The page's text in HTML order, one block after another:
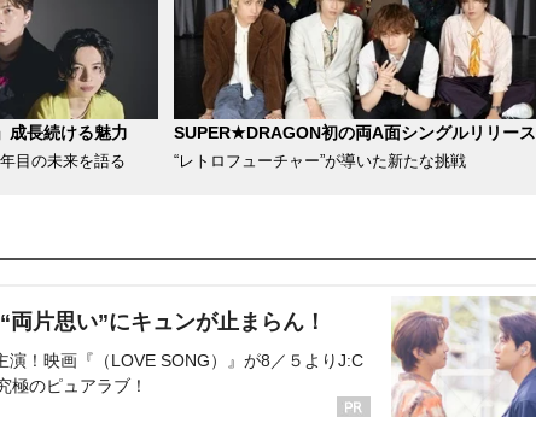
成長続ける魅力
目の未来を語る
SUPER★DRAGON初の両A面シングルリリース
“レトロフューチャー”が導いた新たな挑戦
片思い”にキュンが止まらん！
演！映画『（LOVE SONG）』が8／５よりJ:C
極のピュアラブ！